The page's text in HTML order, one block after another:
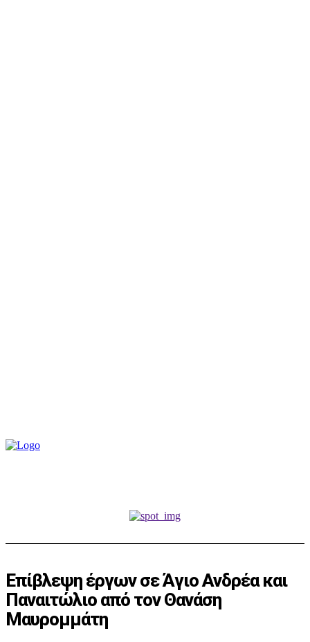
Επίβλεψη έργων σε Άγιο Ανδρέα και
Παναιτώλιο από τον Θανάση
Μαυρομμάτη